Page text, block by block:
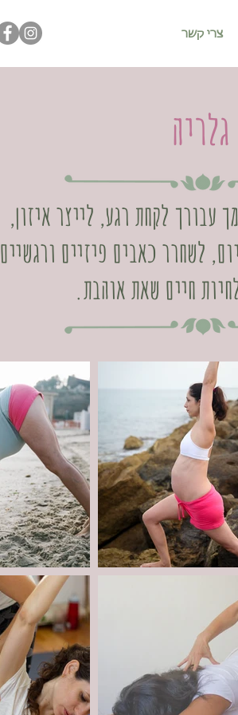
צרי קשר
גלריה
עבורך לקחת רגע, לייצר איזון,
לשחרר כאבים פיזיים ורגשיים
חיים שאת אוהבת.